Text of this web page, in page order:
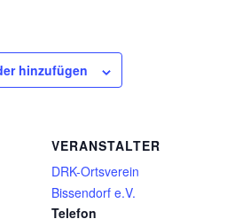
hinzufügen
VERANSTALTER
DRK-Ortsverein
Bissendorf e.V.
Telefon